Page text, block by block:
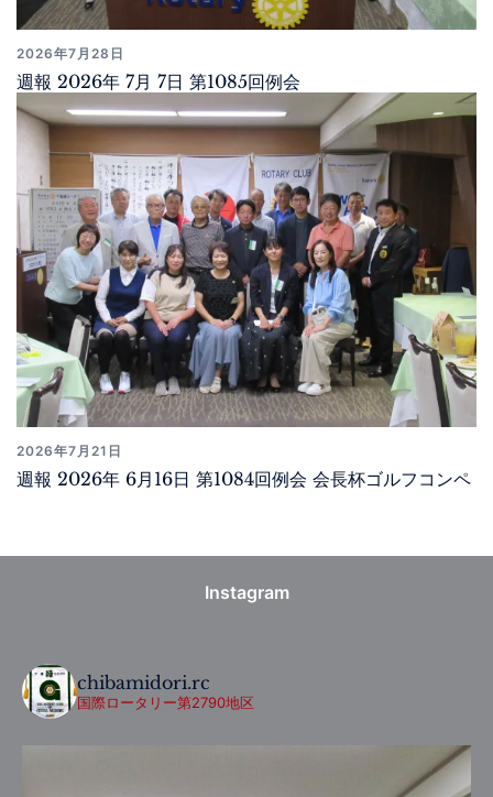
2026年7月28日
週報 2026年 7月 7日 第1085回例会
2026年7月21日
週報 2026年 6月16日 第1084回例会 会長杯ゴルフコンペ
Instagram
chibamidori.rc
国際ロータリー第2790地区